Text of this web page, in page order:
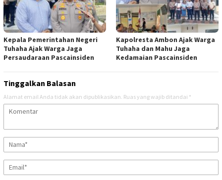
Kepala Pemerintahan Negeri
Tuhaha Ajak Warga Jaga
Persaudaraan Pascainsiden
Kapolresta Ambon Ajak Warga
Tuhaha dan Mahu Jaga
Kedamaian Pascainsiden
Tinggalkan Balasan
Alamat email Anda tidak akan dipublikasikan. Ruas yang wajib ditandai *